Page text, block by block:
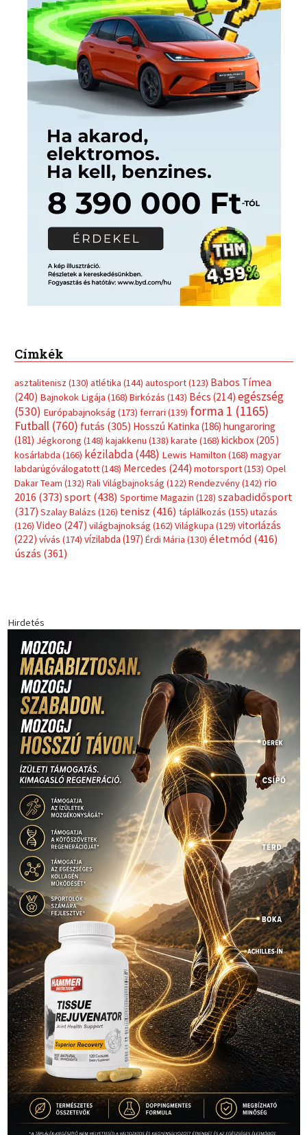
Címkék
asztalitenisz (130) atlétika (144) autosport(123) Babos Tímea
(240) Bajnokok Ligája (168) Birkózás (143) Bécs (214) egészség
(530) Európabajnokság (173) ferrari (139) forma 1 (1165)
Futball (760) futás (305) Hosszú Katinka (186) hungaroring
(181) Jégkorong (148) kajakkenu (138) karate (168) kickbox(205)
kosárlabda (166) kézilabda(448) Lewis Hamilton (168) magyar
labdarúgóválogatott(148) Mercedes (244) motorsport(153) Opel
Dakar Team (132) Rali Világbajnokság (122) Rendezvény(142) rio
2016 (373) sport(438) Sportime Magazin (128) szabadidősport
(317) Szalay Balázs (126) tenisz (416) táplálkozás (155) utazás
(126) Video (247) világbajnokság (162) Világkupa (129) vitorlázás
(222) vívás (174) vízilabda (197) Érdi Mária (130) életmód(416)
úszás (361)
Hirdetés